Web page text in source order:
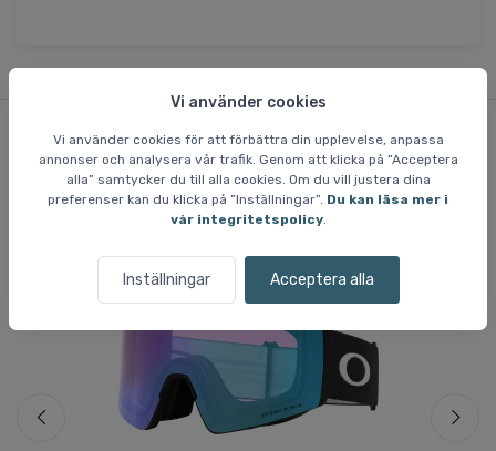
Vi använder cookies
Vi använder cookies för att förbättra din upplevelse, anpassa
annonser och analysera vår trafik. Genom att klicka på ”Acceptera
alla” samtycker du till alla cookies. Om du vill justera dina
preferenser kan du klicka på ”Inställningar”. Du kan läsa mer i
vår integritetspolicy.
Inställningar Acceptera alla
Liknande varor
Fri frakt